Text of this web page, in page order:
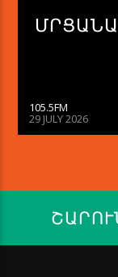
105.5FM
29 JULY 2026